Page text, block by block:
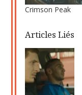
Crimson Peak
Articles Liés